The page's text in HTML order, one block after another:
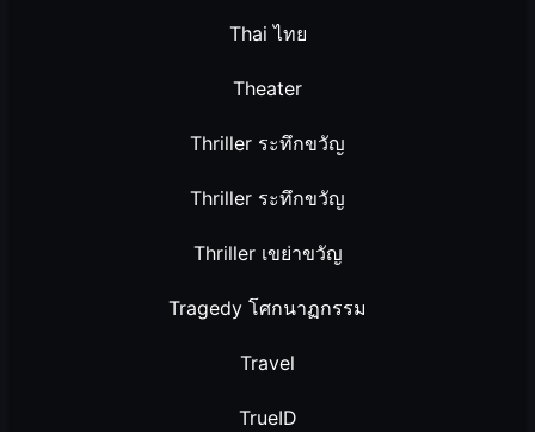
Thai ไทย
Theater
Thriller ระทึกขวัญ
Thriller ระทึกขวัญ
Thriller เขย่าขวัญ
Tragedy โศกนาฏกรรม
Travel
TrueID